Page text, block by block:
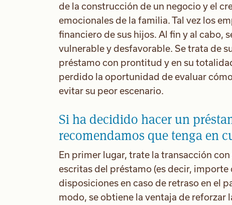
de la construcción de un negocio y el
emocionales de la familia. Tal vez los
financiero de sus hijos. Al fin y al cabo,
vulnerable y desfavorable. Se trata de
préstamo con prontitud y en su
perdido la oportunidad de evaluar
evitar su peor escenario.
Si ha decidido hacer un
recomendamos que tenga en
En primer lugar, trate la transacción
escritas del préstamo (es decir,
disposiciones en caso de retraso en el
modo, se obtiene la ventaja de reforzar